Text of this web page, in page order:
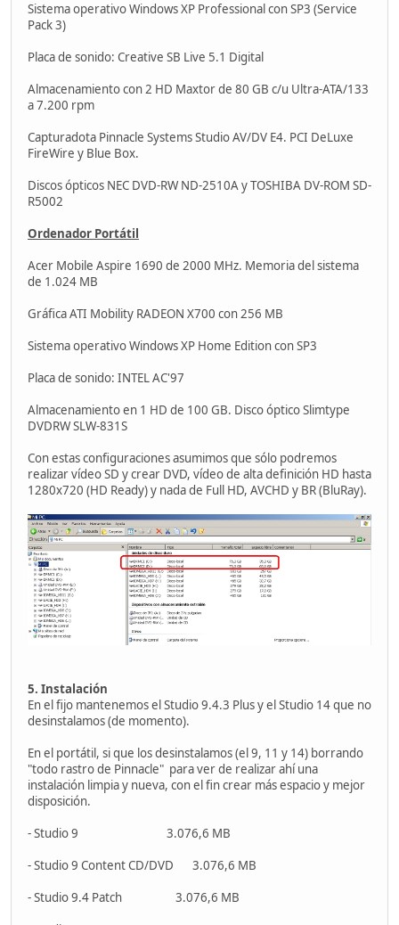
Sistema operativo Windows XP Professional con SP3 (Service
Pack 3)
Placa de sonido: Creative SB Live 5.1 Digital
Almacenamiento con 2 HD Maxtor de 80 GB c/u Ultra-ATA/133
a 7.200 rpm
Capturadota Pinnacle Systems Studio AV/DV E4. PCI DeLuxe
FireWire y Blue Box.
Discos ópticos NEC DVD-RW ND-2510A y TOSHIBA DV-ROM SD-
R5002
Ordenador Portátil
Acer Mobile Aspire 1690 de 2000 MHz. Memoria del sistema
de 1.024 MB
Gráfica ATI Mobility RADEON X700 con 256 MB
Sistema operativo Windows XP Home Edition con SP3
Placa de sonido: INTEL AC'97
Almacenamiento en 1 HD de 100 GB. Disco óptico Slimtype
DVDRW SLW-831S
Con estas configuraciones asumimos que sólo podremos
realizar vídeo SD y crear DVD, vídeo de alta definición HD hasta
1280x720 (HD Ready) y nada de Full HD, AVCHD y BR (BluRay).
5. Instalación
En el fijo mantenemos el Studio 9.4.3 Plus y el Studio 14 que no
desinstalamos (de momento).
En el portátil, si que los desinstalamos (el 9, 11 y 14) borrando
"todo rastro de Pinnacle" para ver de realizar ahí una
instalación limpia y nueva, con el fin crear más espacio y mejor
disposición.
- Studio 9 3.076,6 MB
- Studio 9 Content CD/DVD 3.076,6 MB
- Studio 9.4 Patch 3.076,6 MB